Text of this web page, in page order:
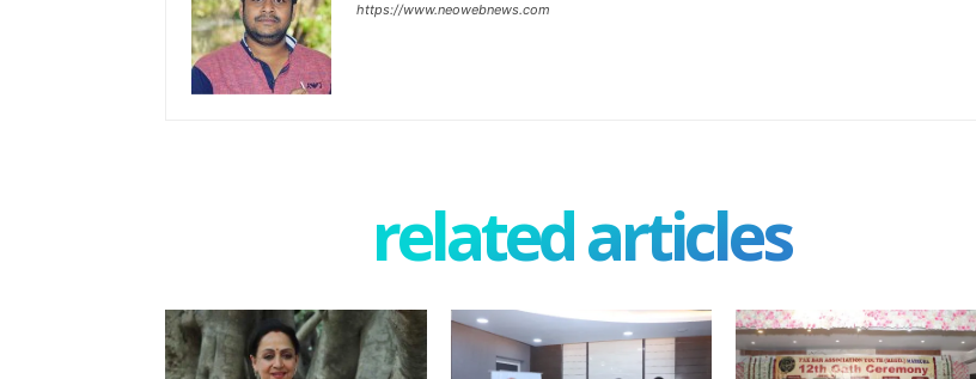
https://www.neowebnews.com
related articles